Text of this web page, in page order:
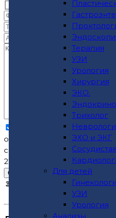
Терапия
УЗИ
Урология
Хирургия
ЭКО.
Трихолог
ЭХО и ЭКГ
Для детей
УЗИ
Урология
Анализы
Нажимая кнопку
обработку введенной
соответствии с
27.07.2006 "О персональных
Записаться на прием и
по телефону